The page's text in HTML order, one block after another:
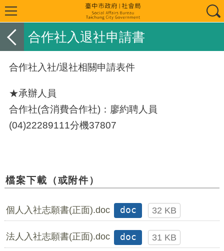
合作社入退社申請書
合作社入社/退社相關申請表件
★承辦人員
合作社(含消費合作社)：廖約聘人員
(04)22289111分機37807
檔案下載（或附件）
個人入社志願書(正面).doc doc 32 KB
法人入社志願書(正面).doc doc 31 KB